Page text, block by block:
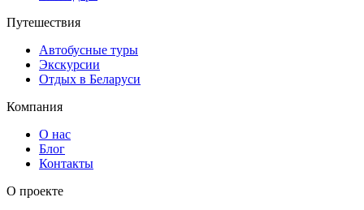
Путешествия
Автобусные туры
Экскурсии
Отдых в Беларуси
Компания
О нас
Блог
Контакты
О проекте